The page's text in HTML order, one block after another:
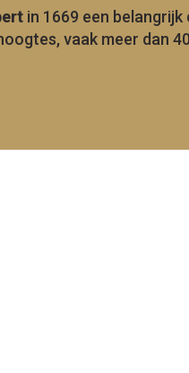
in 1669 een
vaak meer dan